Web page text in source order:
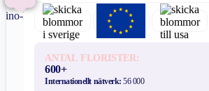
ANTAL FLORISTER:
600+
Internationellt nätverk:56 000